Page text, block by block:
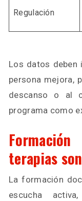
Regulación
Los datos deben
persona mejora,
descanso o al
programa como
terapias
La formación
escucha